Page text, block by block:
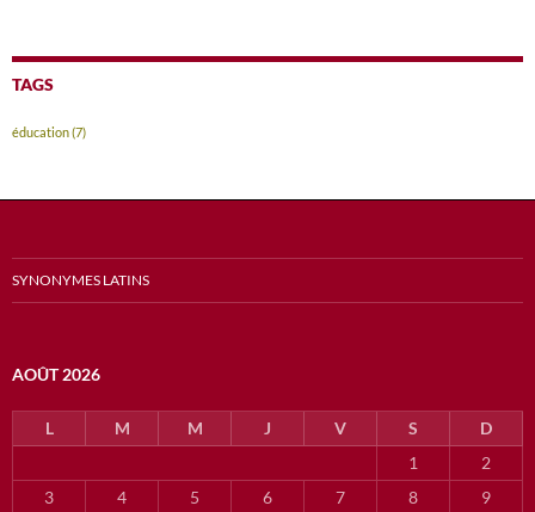
TAGS
éducation(7)
SYNONYMES LATINS
AOÛT 2026
L M M J V S
D
1
2
3
4 5 6 7 8
9